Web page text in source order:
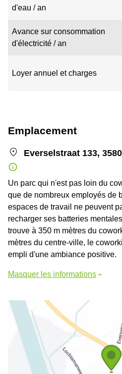
d'eau / an
Avance sur consommation
d'électricité / an
Loyer annuel et charges
Emplacement
Everselstraat 133,
Un parc qui n'est pas loin du
que de nombreux employés de
espaces de travail ne peuvent
recharger ses batteries
trouve à 350 m mètres du
mètres du centre-ville, le
empli d'une ambiance positive.
Masquer les informations